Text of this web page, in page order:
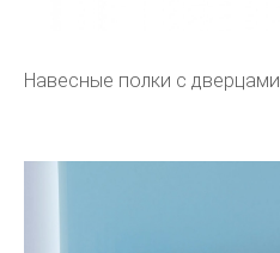
Навесные полки с дверцами